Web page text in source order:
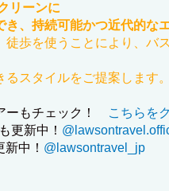
リーンに
、持続可能かつ近代的な
歩を使うことにより、バ
スタイルをご提案します。
もチェック！
こちらを
更新中！
中！ @lawsontravel_jp